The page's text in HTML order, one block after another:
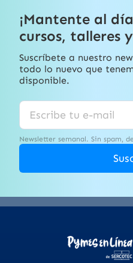
¡Mantente al
cursos, talleres
Suscríbete a nuestro
todo lo nuevo que
disponible.
Newsletter semanal. Sin spam,